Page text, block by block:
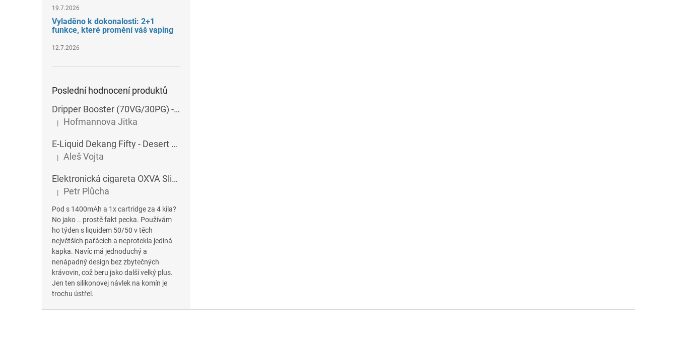
19.7.2026
Vyladěno k dokonalosti: 2+1
funkce, které promění váš vaping
12.7.2026
Poslední hodnocení produktů
Dripper Booster (70VG/30PG) - Imperia - 5x10 ml - 15 mg
Hodnocení produktu je 5 z 5 hvězdiček.
| Hofmannova Jitka
E-Liquid Dekang Fifty - Desert Ship - 10 ml
Hodnocení produktu je 5 z 5 hvězdiček.
| Aleš Vojta
Elektronická cigareta OXVA SlimStick X POD 1400 mAh
Hodnocení produktu je 5 z 5 hvězdiček.
| Petr Plůcha
Pod s 1400mAh a 1x cartridge za 4 kila?
No jako .. prostě fakt pecka. Používám
ho týden s liquidem 50/50 v těch
největších pařácích a neprotekla jediná
kapka. Navíc má jednoduchý a
nenápadný design bez zbytečných
krávovin, což beru jako další velký plus.
Jen ten silikonovej návlek na komín je
trochu ústřel.